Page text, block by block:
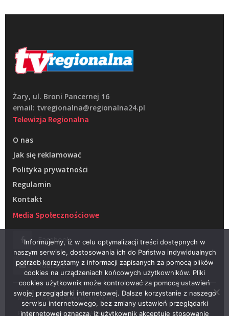
Żary, ul. Broni Pancernej 16
email: tvregionalna@regionalna24.pl
Telewizja Regionalna
O nas
Jak się reklamować
Polityka prywatności
Regulamin
Kontakt
Media Społecznościowe
Facebook
Youtube
© 2022 – Telewizja Regionalna w Żarach
Projektowanie stron WWW –RAGACOM
Informujemy, iż w celu optymalizacji treści dostępnych w
naszym serwisie, dostosowania ich do Państwa indywidualnych
potrzeb korzystamy z informacji zapisanych za pomocą plików
cookies na urządzeniach końcowych użytkowników. Pliki
cookies użytkownik może kontrolować za pomocą ustawień
swojej przeglądarki internetowej. Dalsze korzystanie z naszego
serwisu internetowego, bez zmiany ustawień przeglądarki
internetowej oznacza, iż użytkownik akceptuje stosowanie